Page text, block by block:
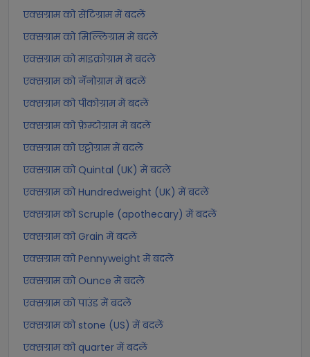
एक्सग्राम को सेंटिग्राम में बदलें
एक्सग्राम को मिल्लिग्राम में बदलें
एक्सग्राम को माइक्रोग्राम में बदलें
एक्सग्राम को नॅनोग्राम में बदलें
एक्सग्राम को पीकोग्राम में बदलें
एक्सग्राम को फ़ेम्टोग्राम में बदलें
एक्सग्राम को एट्टोग्राम में बदलें
एक्सग्राम को Quintal (UK) में बदलें
एक्सग्राम को Hundredweight (UK) में बदलें
एक्सग्राम को Scruple (apothecary) में बदलें
एक्सग्राम को Grain में बदलें
एक्सग्राम को Pennyweight में बदलें
एक्सग्राम को Ounce में बदलें
एक्सग्राम को पाउंड में बदलें
एक्सग्राम को stone (US) में बदलें
एक्सग्राम को quarter में बदलें